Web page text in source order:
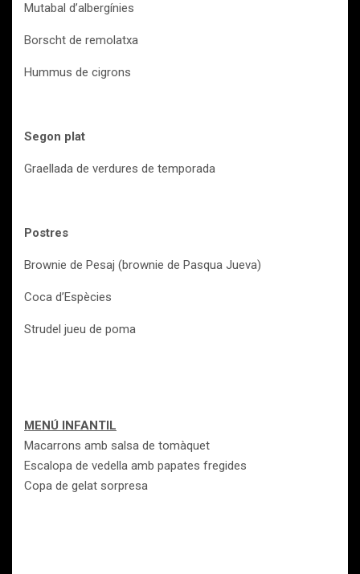
Mutabal d’albergínies
Borscht de remolatxa
Hummus de cigrons
Segon plat
Graellada de verdures de temporada
Postres
Brownie de Pesaj (brownie de Pasqua Jueva)
Coca d’Espècies
Strudel jueu de poma
MENÚ INFANTIL
Macarrons amb salsa de tomàquet
Escalopa de vedella amb papates fregides
Copa de gelat sorpresa